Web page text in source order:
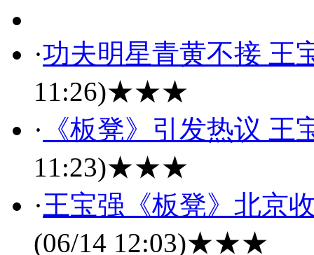
·功夫明星青黄不接 王
11:26)★★★
· 《板凳》引发热议
11:23)★★★
·王宝强《板凳》北京
(06/14 12:03)★★★